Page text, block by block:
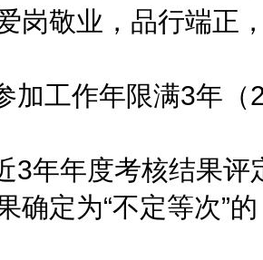
岗敬业，品行端正
工作年限满3年（
年度考核结果评定
确定为“不定等次”